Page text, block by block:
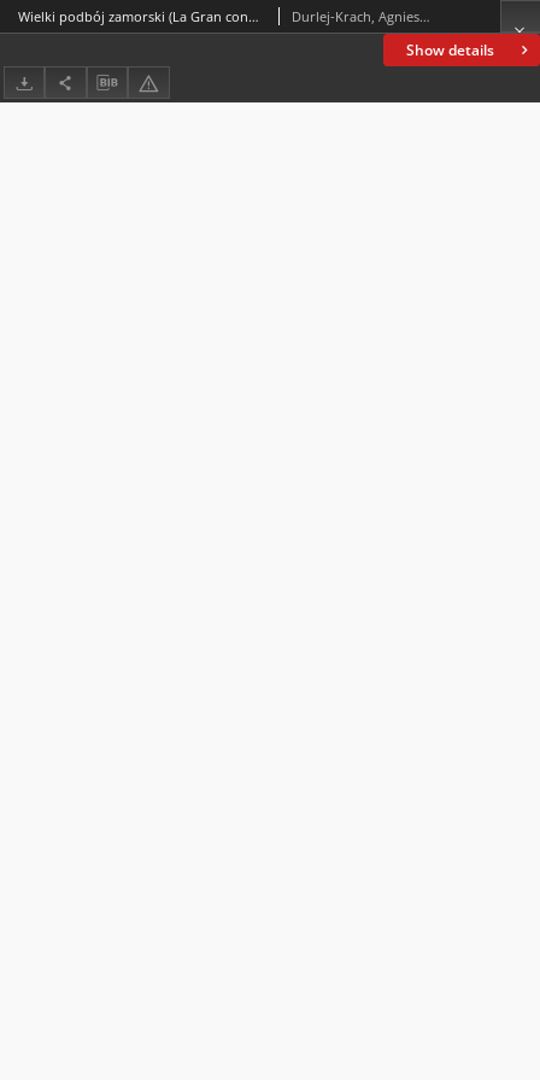
Show details
Wielki podbój zamorski (La Gran conquista de Ultramar): perspektywa genologiczna Durlej-Krach, Agnieszka